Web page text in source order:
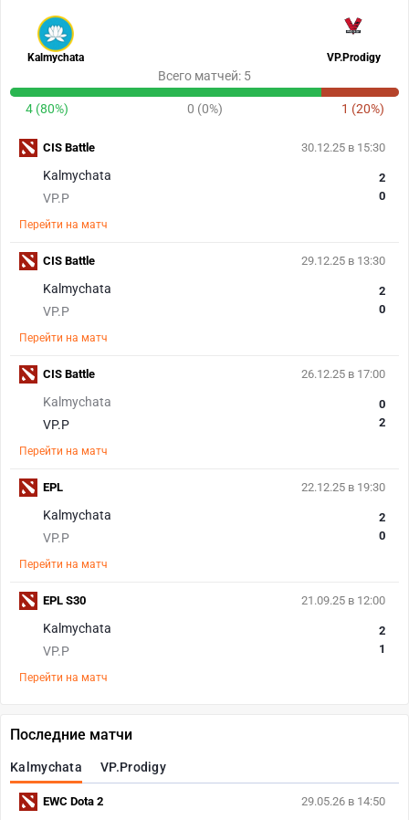
Kalmychata VP.Prodigy
Всего матчей: 5
4 (80%) 0 (0%) 1 (20%)
30.12.25 в 15:30
Kalmychata
VP.P
2
0
Перейти на матч
CIS Battle
29.12.25 в 13:30
Kalmychata
VP.P
2
0
Перейти на матч
CIS Battle
26.12.25 в 17:00
Kalmychata
VP.P
0
2
Перейти на матч
CIS Battle
22.12.25 в 19:30
Kalmychata
VP.P
2
0
Перейти на матч
EPL
21.09.25 в 12:00
Kalmychata
VP.P
2
1
Перейти на матч
EPL S30
Последние матчи
Kalmychata VP.Prodigy
29.05.26 в 14:50
EWC Dota 2